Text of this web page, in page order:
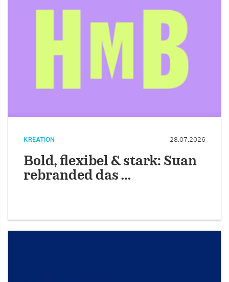
KREATION 28.07.2026
Bold, flexibel & stark: Suan
rebranded das …